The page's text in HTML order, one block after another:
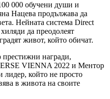
000 обучени души и
Нацева продължава да
Нейната система Direct
да преодолеят
живот, който обичат.
престижни награди,
VIENNA 2022 и Ментор
лидер, който не просто
в живота на своите